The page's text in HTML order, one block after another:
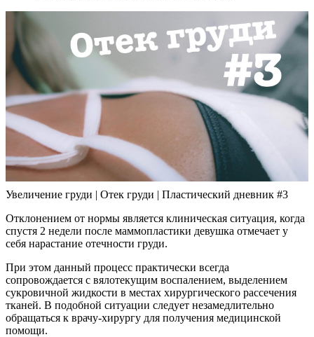
Увеличение груди | Отек груди | Пластический дневник #3
Отклонением от нормы является клиническая ситуация, когда
спустя 2 недели после маммопластики девушка отмечает у
себя нарастание отечности груди.
При этом данный процесс практически всегда
сопровождается с вялотекущим воспалением, выделением
сукровичной жидкости в местах хирургического рассечения
тканей. В подобной ситуации следует незамедлительно
обращаться к врачу-хирургу для получения медицинской
помощи.